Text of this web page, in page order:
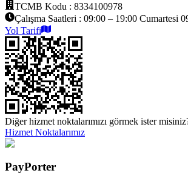
TCMB Kodu : 8334100978
Çalışma Saatleri : 09:00 – 19:00 Cumartesi
Yol Tarifi
Diğer hizmet noktalarımızı görmek ister
Hizmet Noktalarımız
PayPorter